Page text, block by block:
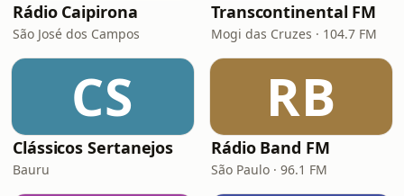
Rádio Caipirona
São José dos Campos
Transcontinental FM
Mogi das Cruzes · 104.7 FM
CS
Clássicos Sertanejos
Bauru
RB
Rádio Band FM
São Paulo · 96.1 FM